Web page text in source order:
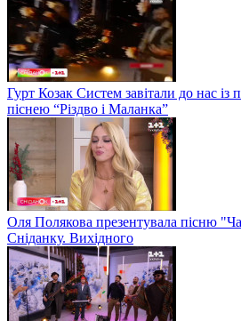
Гурт Козак Систем завітали до нас
піснею “Різдво і Маланка”
Оля Полякова презентувала пісню
Сніданку. Вихідного